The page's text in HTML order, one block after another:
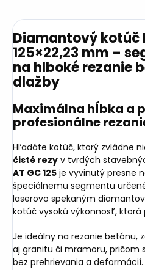
Diamantový kotúč
125×22,23 mm –
na hlboké rezanie
dlažby
Maximálna hĺbka a
profesionálne
Hľadáte kotúč, ktorý zvládne
čisté rezy v tvrdých
AT GC 125 je vyvinutý presne
špeciálnemu segmentu
laserovo spekaným
kotúč vysokú výkonnosť,
Je ideálny na rezanie betónu,
aj granitu či mramoru, pričom
bez prehrievania a